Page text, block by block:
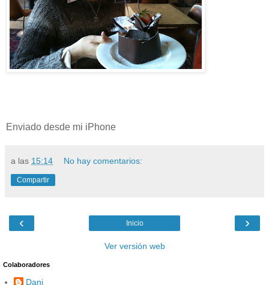
Enviado desde mi iPhone
a las 15:14 No hay comentarios:
Compartir
‹ ›
Inicio
Ver versión web
Colaboradores
Dani